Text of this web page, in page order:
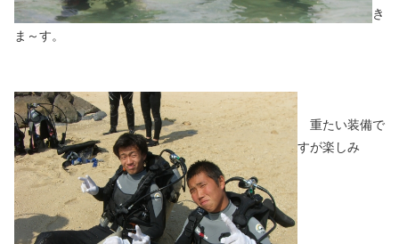
き
ま～す。
重たい装備で
すが楽しみ